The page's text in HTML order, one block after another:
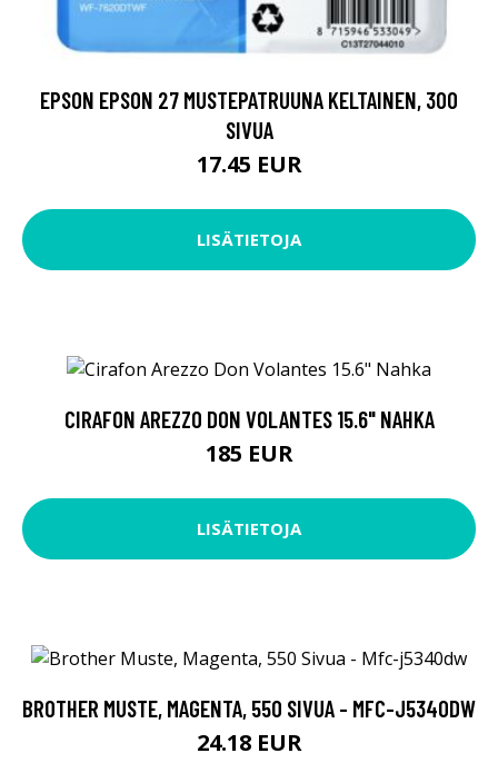
EPSON EPSON 27 MUSTEPATRUUNA KELTAINEN, 300
SIVUA
17.45 EUR
LISÄTIETOJA
CIRAFON AREZZO DON VOLANTES 15.6" NAHKA
185 EUR
LISÄTIETOJA
BROTHER MUSTE, MAGENTA, 550 SIVUA - MFC-J5340DW
24.18 EUR